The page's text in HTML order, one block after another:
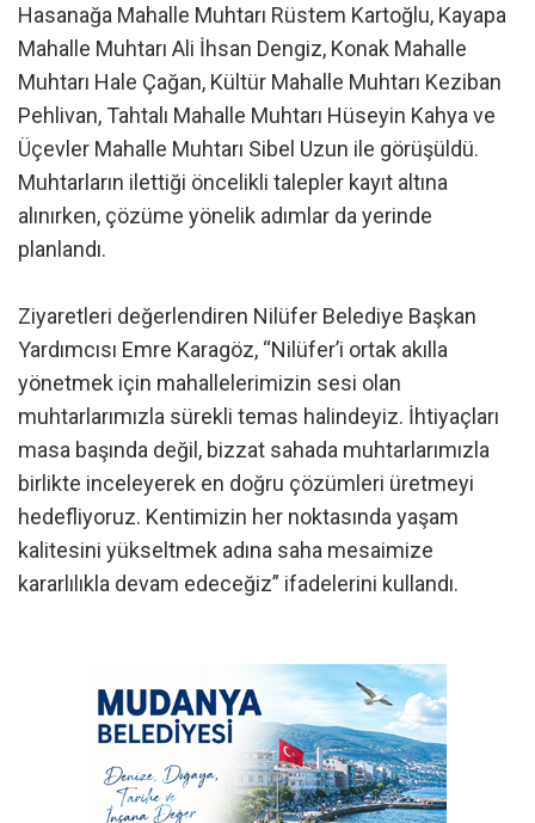
Hasanağa Mahalle Muhtarı Rüstem Kartoğlu, Kayapa
Mahalle Muhtarı Ali İhsan Dengiz, Konak Mahalle
Muhtarı Hale Çağan, Kültür Mahalle Muhtarı Keziban
Pehlivan, Tahtalı Mahalle Muhtarı Hüseyin Kahya ve
Üçevler Mahalle Muhtarı Sibel Uzun ile görüşüldü.
Muhtarların ilettiği öncelikli talepler kayıt altına
alınırken, çözüme yönelik adımlar da yerinde
planlandı.
Ziyaretleri değerlendiren Nilüfer Belediye Başkan
Yardımcısı Emre Karagöz, “Nilüfer’i ortak akılla
yönetmek için mahallelerimizin sesi olan
muhtarlarımızla sürekli temas halindeyiz. İhtiyaçları
masa başında değil, bizzat sahada muhtarlarımızla
birlikte inceleyerek en doğru çözümleri üretmeyi
hedefliyoruz. Kentimizin her noktasında yaşam
kalitesini yükseltmek adına saha mesaimize
kararlılıkla devam edeceğiz” ifadelerini kullandı.